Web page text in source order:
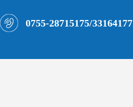
0755-28715175/33164177